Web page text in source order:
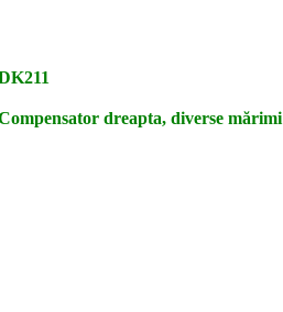
dreapta, diverse mărimi